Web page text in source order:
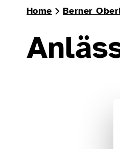
Home Berner